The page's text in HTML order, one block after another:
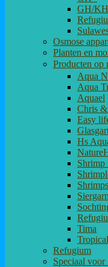
GH/
Osmose
Planten en
Producten op
Aqua
Aqua
Aquael
Chris &
Easy
Hs
Shrimp
Tima
Tropical
Refugium
Speciaal voor